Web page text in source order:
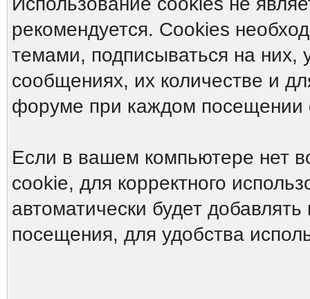
рекомендуется. Cookies
темами, подписываться на них,
сообщениях, их количестве и
форуме при каждом
Если в вашем компьютере нет
cookie, для корректного
автоматически будет
посещения, для удобства